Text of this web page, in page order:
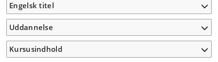
Engelsk titel
Uddannelse
Kursusindhold